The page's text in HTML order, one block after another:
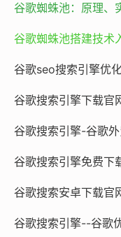
如果他了解并运用了
的结构、内容，选择
品感兴趣的潜在客户
二、谷歌搜索优化中
关键词是谷歌搜索优
的信息海洋中，关键
时，谷歌会根据一系
页。因此，选择正确
谷歌蜘蛛池：原理、
谷歌蜘蛛池搭建技术
谷歌seo搜索引擎优
谷歌搜索引擎下载官
谷歌搜索引擎-谷歌
谷歌搜索引擎免费下
谷歌搜索安卓下载官
谷歌搜索引擎--谷歌